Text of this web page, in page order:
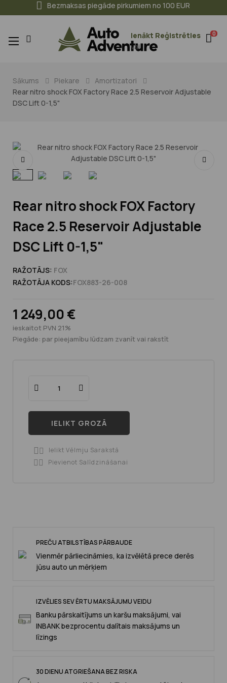
Bezmaksas piegāde pirkumiem no 100 EUR
Ienākt
vai
Reģistrēties 0
Toggle
navigation
☰
Sākums Piekare
Amortizatori
Rear nitro shock FOX Factory Race 2.5 Reservoir Adjustable
DSC Lift 0-1,5"
Rear nitro shock FOX Factory
Race 2.5 Reservoir Adjustable
DSC Lift 0-1,5"
RAŽOTĀJS: FOX
RAŽOTĀJA KODS:FOX883-26-008
1 249,00 €
ieskaitot PVN 21%
Piegāde: par pieejamību lūdzam zvanīt vai rakstīt
IELIKT GROZĀ

Ielikt Vēlmju Sarakstā

Pievienot Salīdzināšanai
PREČU ATBILSTĪBAS PĀRBAUDE
Vienmēr pārliecināmies, ka izvēlētā prece derēs
jūsu auto un mērķiem
IZVĒLIES SEV ĒRTU MAKSĀJUMU VEIDU
Banku pārskaitījums un karšu maksājumi, vai
INBANK bezprocentu dalītais maksājums un
līzings
30 DIENU ATGRIEŠANA BEZ RISKA